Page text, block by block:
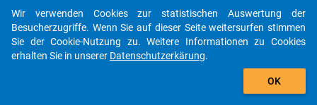
und
auto_stories
add_shopping_cart
Wir verwenden Cookies zur statistischen Auswertung der
Besucherzugriffe. Wenn Sie auf dieser Seite weitersurfen stimmen
Sie der Cookie-Nutzung zu. Weitere Informationen zu Cookies
erhalten Sie in unserer Datenschutzerkärung.
OK